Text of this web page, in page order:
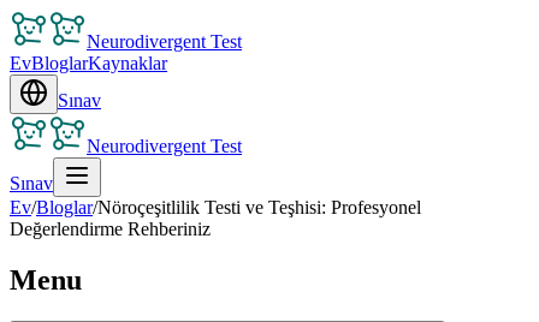
Neurodivergent Test
EvBloglarKaynaklar
Sınav
Neurodivergent Test
Sınav
Ev/Bloglar/Nöroçeşitlilik Testi ve Teşhisi: Profesyonel
Değerlendirme Rehberiniz
Menu